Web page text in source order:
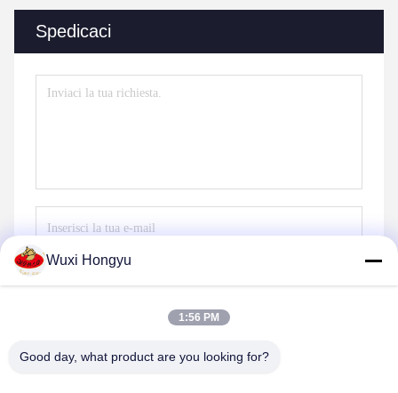
Spedicaci
Wuxi Hongyu
1:56 PM
Good day, what product are you looking for?